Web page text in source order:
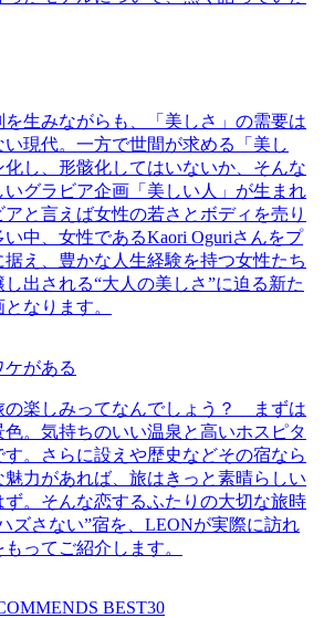
を生みながらも、「美しさ」の需要は
現代。一方で世間が求める「美し
化し、形骸化してはいないか、そんな
いグラビア企画「美しい人」が生まれ
アと言えば女性の若さとボディを売り
中、女性であるKaori Oguriさんをプ
据え、豊かな人生経験を持つ女性たち
出される“大人の美しさ”に迫る新た
なります。
ケがある
の楽しみってなんでしょう？ まずは
。気持ちのいい温泉と高いホスピタ
す。さらに設えや歴史などその宿なら
魅力があれば、旅はきっと素晴らしい
ず。そんな恋するふたりの大切な旅時
ズさない”宿を、LEONが実際に訪れ
ってご紹介します。
BEST30